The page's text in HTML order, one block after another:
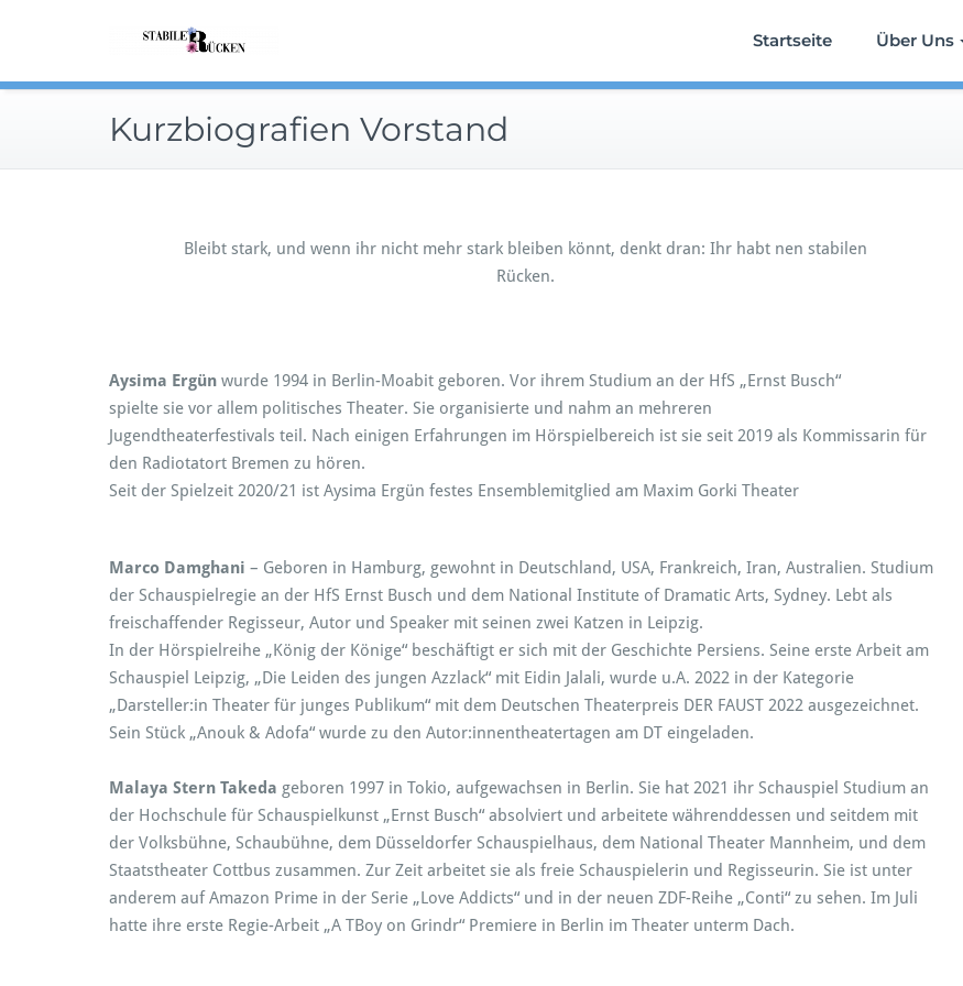
Für eine diversere, desintegrierte Theater- & Filmlandschaft im deutschsprachigen Raum
Startseite Über Uns
Kurzbiografien Vorstand
Bleibt stark, und wenn ihr nicht mehr stark bleiben könnt, denkt dran: Ihr habt nen stabilen
Rücken.
Aysima Ergün wurde 1994 in Berlin-Moabit geboren. Vor ihrem Studium an der HfS „Ernst Busch“
spielte sie vor allem politisches Theater. Sie organisierte und nahm an mehreren
Jugendtheaterfestivals teil. Nach einigen Erfahrungen im Hörspielbereich ist sie seit 2019 als Kommissarin für
den Radiotatort Bremen zu hören.
Seit der Spielzeit 2020/21 ist Aysima Ergün festes Ensemblemitglied am Maxim Gorki Theater
Marco Damghani – Geboren in Hamburg, gewohnt in Deutschland, USA, Frankreich, Iran, Australien. Studium
der Schauspielregie an der HfS Ernst Busch und dem National Institute of Dramatic Arts, Sydney. Lebt als
freischaffender Regisseur, Autor und Speaker mit seinen zwei Katzen in Leipzig.
In der Hörspielreihe „König der Könige“ beschäftigt er sich mit der Geschichte Persiens. Seine erste Arbeit am
Schauspiel Leipzig, „Die Leiden des jungen Azzlack“ mit Eidin Jalali, wurde u.A. 2022 in der Kategorie
„Darsteller:in Theater für junges Publikum“ mit dem Deutschen Theaterpreis DER FAUST 2022 ausgezeichnet.
Sein Stück „Anouk & Adofa“ wurde zu den Autor:innentheatertagen am DT eingeladen.
Malaya Stern Takeda geboren 1997 in Tokio, aufgewachsen in Berlin. Sie hat 2021 ihr Schauspiel Studium an
der Hochschule für Schauspielkunst „Ernst Busch“ absolviert und arbeitete währenddessen und seitdem mit
der Volksbühne, Schaubühne, dem Düsseldorfer Schauspielhaus, dem National Theater Mannheim, und dem
Staatstheater Cottbus zusammen. Zur Zeit arbeitet sie als freie Schauspielerin und Regisseurin. Sie ist unter
anderem auf Amazon Prime in der Serie „Love Addicts“ und in der neuen ZDF-Reihe „Conti“ zu sehen. Im Juli
hatte ihre erste Regie-Arbeit „A TBoy on Grindr“ Premiere in Berlin im Theater unterm Dach.